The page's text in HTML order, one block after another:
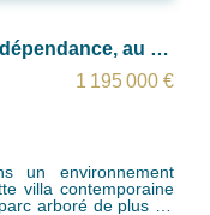
son parc privé et de son verger .
176 m2 offre un
indépendante, une